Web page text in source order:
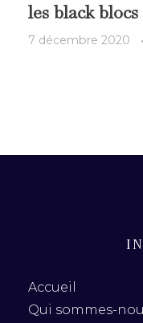
les black
7 décembre 2020
Accueil
Qui sommes-